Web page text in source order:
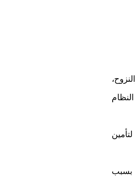
بسبب